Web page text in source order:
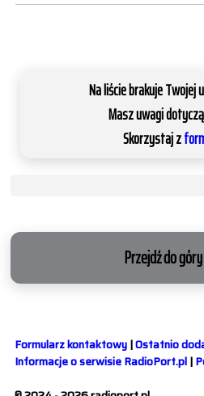
Na liście brakuje Twojej
Masz uwagi
Skorzystaj z
Przejdź do
Formularz kontaktowy|Ostatnio
Informacje o serwisie RadioPort.pl|